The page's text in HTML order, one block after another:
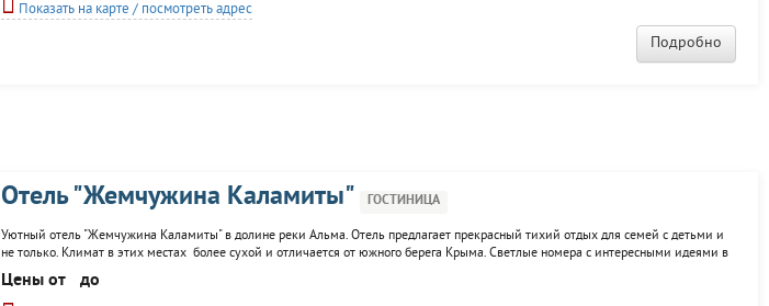
Показать на карте / посмотреть адрес
Подробно
Отель "Жемчужина Каламиты" ГОСТИНИЦА
Уютный отель "Жемчужина Каламиты" в долине реки Альма. Отель предлагает прекрасный тихий отдых для семей с детьми и
не только. Климат в этих местах более сухой и отличается от южного берега Крыма. Светлые номера с интересными идеями в
интерьере ждут своих гостей. В каждом номере есть свой балкон или совмещенный на два номера. За доп. плату предлагается
3-х разовое...
Цены от до